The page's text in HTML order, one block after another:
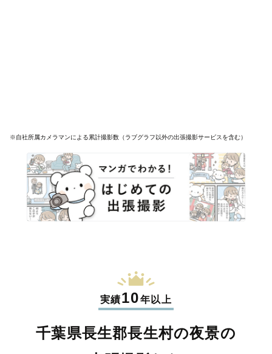
※自社所属カメラマンによる累計撮影数（ラブグラフ以外の出張撮影サービスを含む）
実績10年以上
千葉県長生郡長生村の夜景の